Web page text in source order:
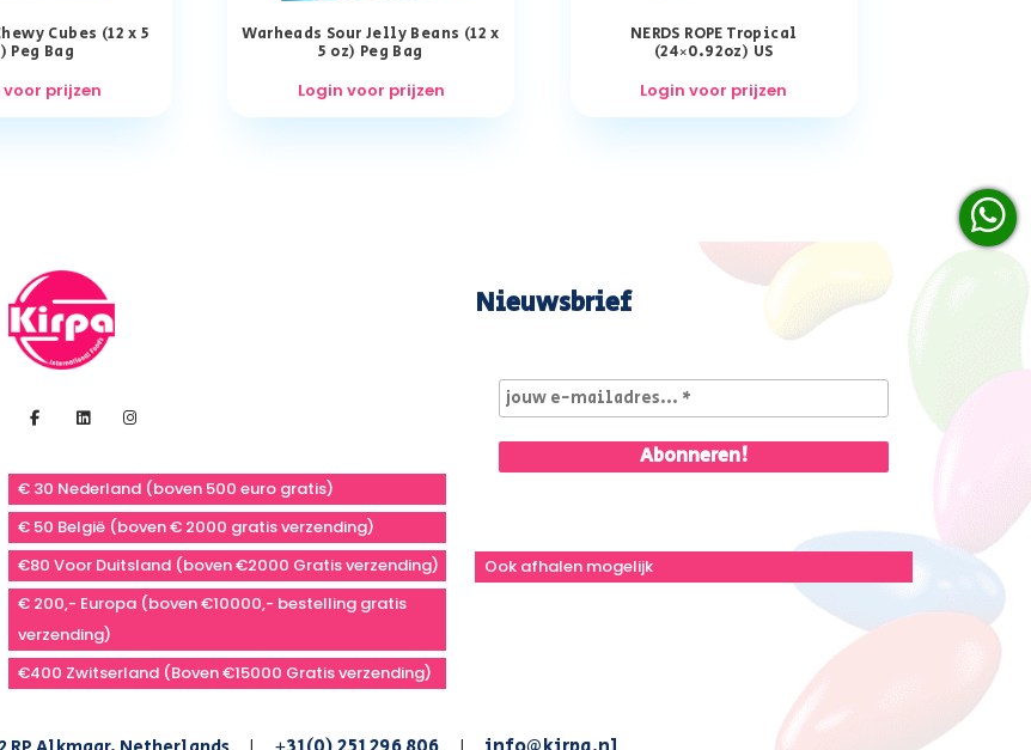
Cubes (12 x 5
Peg Bag
voor prijzen
Warheads Sour Jelly Beans (12 x
5 oz) Peg Bag
Login voor prijzen
NERDS ROPE Tropical
(24×0.92oz) US
Login voor prijzen
€ 30 Nederland (boven 500 euro gratis)
€ 50 België (boven € 2000 gratis verzending)
€80 Voor Duitsland (boven €2000 Gratis verzending)
€ 200,- Europa (boven €10000,- bestelling gratis
verzending)
€400 Zwitserland (Boven €15000 Gratis verzending)
Nieuwsbrief
Ook afhalen mogelijk